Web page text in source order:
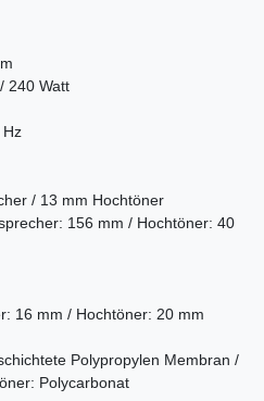
240 Watt
/ 13 mm Hochtöner
156 mm / Hochtöner: 40
16 mm / Hochtöner: 20 mm
Polypropylen Membran /